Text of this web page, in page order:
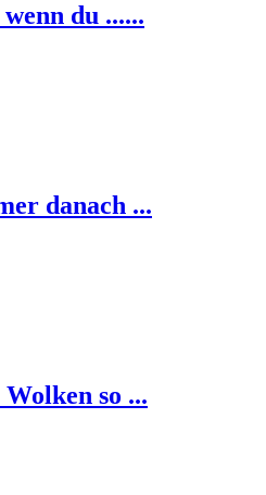
du ......
danach ...
so ...